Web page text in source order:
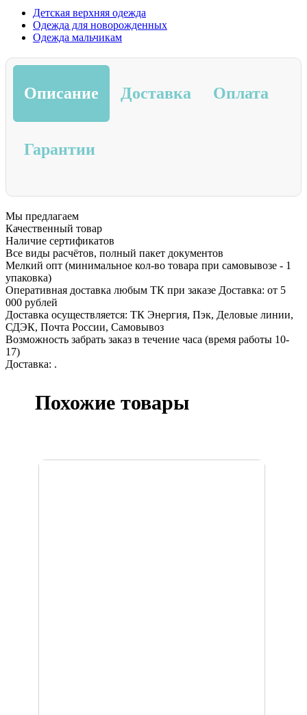
Детская верхняя одежда
Одежда для новорожденных
Одежда мальчикам
Описание Доставка Оплата
Гарантии
Мы предлагаем
Качественный товар
Наличие сертификатов
Все виды расчётов, полный пакет документов
Мелкий опт (минимальное кол-во товара при самовывозе - 1
упаковка)
Оперативная доставка любым ТК при заказе Доставка: от 5
000 рублей
Доставка осуществляется: ТК Энергия, Пэк, Деловые линии,
СДЭК, Почта России, Самовывоз
Возможность забрать заказ в течение часа (время работы 10-
17)
Доставка: .
Похожие товары